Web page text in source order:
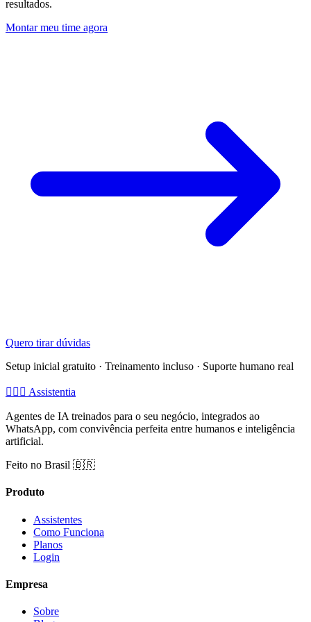
resultados.
Montar meu time agora
Quero tirar dúvidas
Setup inicial gratuito · Treinamento incluso · Suporte humano real
🧚🏻‍♂️ Assistentia
Agentes de IA treinados para o seu negócio, integrados ao
WhatsApp, com convivência perfeita entre humanos e inteligência
artificial.
Feito no Brasil 🇧🇷
Produto
Assistentes
Como Funciona
Planos
Login
Empresa
Sobre